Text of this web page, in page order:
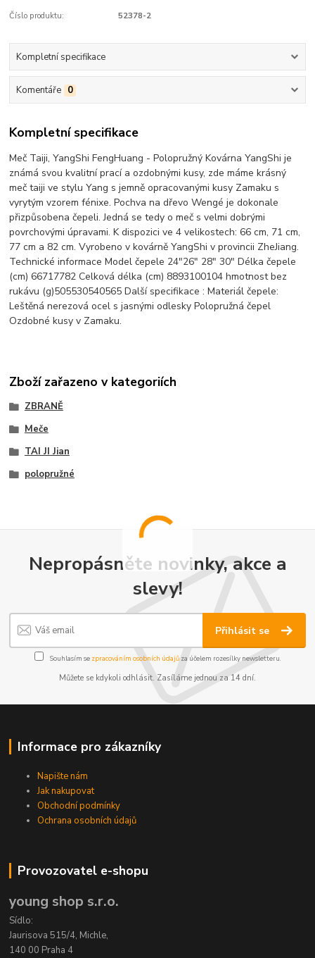
Číslo produktu: 52378-2
Kompletní specifikace
Komentáře 0
Kompletní specifikace
Meč Taiji, YangShi FengHuang - Polopružný Kovárna YangShi je
známá svou kvalitní prací a ozdobnými kusy, zde máme krásný
meč taiji ve stylu Yang s jemně opracovanými kusy Zamaku s
vyrytým vzorem fénixe. Pochva na dřevo Wengé je dokonale
přizpůsobena čepeli. Jedná se tedy o meč s velmi dobrými
povrchovými úpravami. K dispozici ve 4 velikostech: 66 cm, 71 cm,
77 cm a 82 cm. Vyrobeno v kovárně YangShi v provincii ZheJiang.
Technické informace Model čepele 24"26" 28" 30" Délka čepele
(cm) 66717782 Celková délka (cm) 8893100104 hmotnost bez
rukávu (g)505530540565 Další specifikace : Materiál čepele:
Leštěná nerezová ocel s jasnými odlesky Polopružná čepel
Ozdobné kusy v Zamaku.
Zboží zařazeno v kategoriích
ZBRANĚ
Meče
TAI JI Jian
polopružné
Nepropásněte novinky, akce a
slevy!
Přihlásit se
Souhlasím se zpracováním osobních údajůza účelem rozesílky newsletteru.
Můžete se kdykoli odhlásit. Zasíláme jednou za 14 dní.
Informace pro zákazníky
Napište nám
Jak nakupovat
Obchodní podmínky
Ochrana osobních údajů
Provozovatel e-shopu
young shop s.r.o.
Sídlo:
Jaurisova 515/4, Michle,
140 00 Praha 4